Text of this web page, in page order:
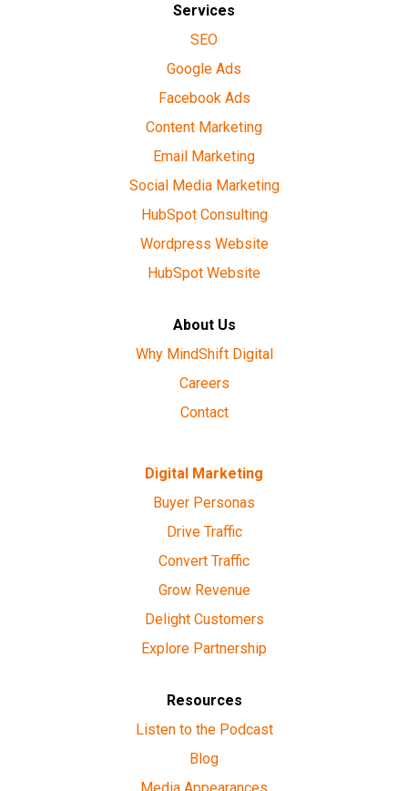
Services
SEO
Google Ads
Facebook Ads
Content Marketing
Email Marketing
Social Media Marketing
HubSpot Consulting
Wordpress Website
HubSpot Website
About Us
Why MindShift Digital
Careers
Contact
Digital Marketing
Buyer Personas
Drive Traffic
Convert Traffic
Grow Revenue
Delight Customers
Explore Partnership
Resources
Listen to the Podcast
Blog
Media Appearances